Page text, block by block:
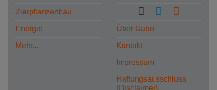
Zierpflanzenbau
Energie
Mehr...
Über Gabot
Kontakt
Impressum
Haftungsausschluss
(Disclaimer)